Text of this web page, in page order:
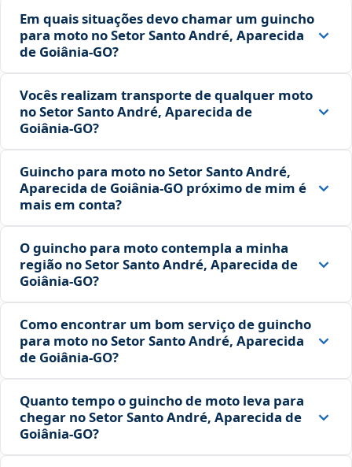
Em quais situações devo chamar um guincho
para moto no Setor Santo André, Aparecida
de Goiânia‑GO?
Vocês realizam transporte de qualquer moto
no Setor Santo André, Aparecida de
Goiânia‑GO?
Guincho para moto no Setor Santo André,
Aparecida de Goiânia‑GO próximo de mim é
mais em conta?
O guincho para moto contempla a minha
região no Setor Santo André, Aparecida de
Goiânia‑GO?
Como encontrar um bom serviço de guincho
para moto no Setor Santo André, Aparecida
de Goiânia‑GO?
Quanto tempo o guincho de moto leva para
chegar no Setor Santo André, Aparecida de
Goiânia‑GO?